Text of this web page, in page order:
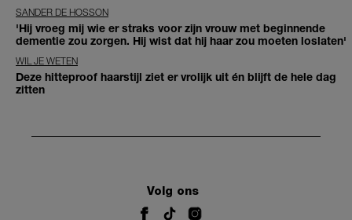
SANDER DE HOSSON
'Hij vroeg mij wie er straks voor zijn vrouw met beginnende
dementie zou zorgen. Hij wist dat hij haar zou moeten loslaten'
WIL JE WETEN
Deze hitteproof haarstijl ziet er vrolijk uit én blijft de hele dag
zitten
Volg ons